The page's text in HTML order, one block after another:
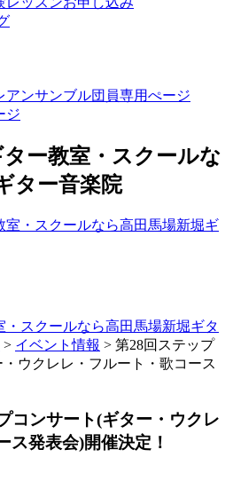
ー教室・スクールな
ター音楽院
スクールなら高田馬場新堀ギタ
> イベント情報 > 第28回ステップ
ウクレレ・フルート・歌コース
コンサート(ギター・ウクレ
ス発表会)開催決定！